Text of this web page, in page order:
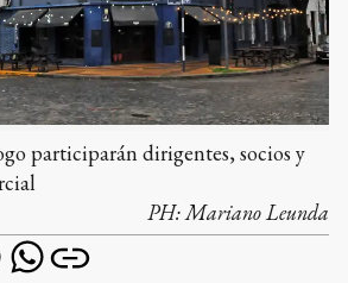
participarán dirigentes, socios y
PH:Mariano Leunda